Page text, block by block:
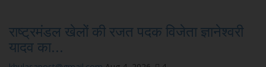
राष्ट्रमंडल खेलों की रजत पदक विजेता ज्ञानेश्वरी
यादव का...